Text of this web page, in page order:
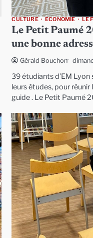
CULTURE ECONOMIE LE
Le Petit Paumé
une bonne
Gérald Bouchon
39 étudiants d’EM Lyon
leurs études, pour
guide . Le Petit Paumé